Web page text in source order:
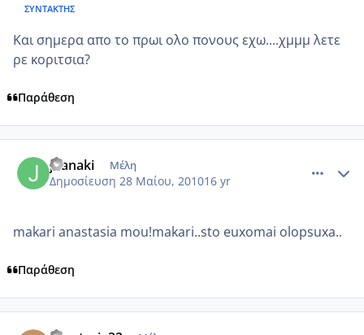
ΣΥΝΤΆΚΤΗΣ
Και σημερα απο το πρωι ολο πονους εχω....χμμμ λετε
ρε κοριτσια?
Παράθεση
joanaki Μέλη
Δημοσίευση 28 Μαίου, 201016 yr
makari anastasia mou!makari..sto euxomai olopsuxa..
Παράθεση